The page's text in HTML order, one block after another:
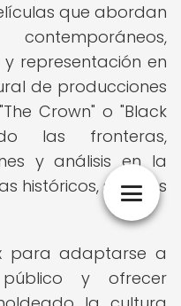
que abordan
representación en
de producciones
Crown" o "Black
las fronteras,
y análisis en la
históricos, sociales
para adaptarse a
y ofrecer